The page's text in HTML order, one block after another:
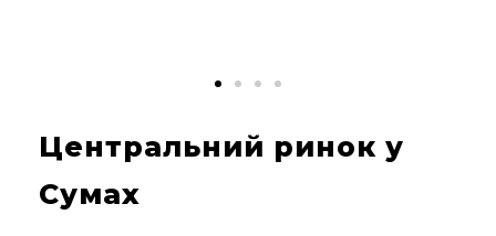
Центральний ринок у
Сумах